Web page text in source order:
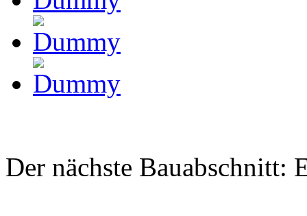
Der nächste Bauabschnitt: